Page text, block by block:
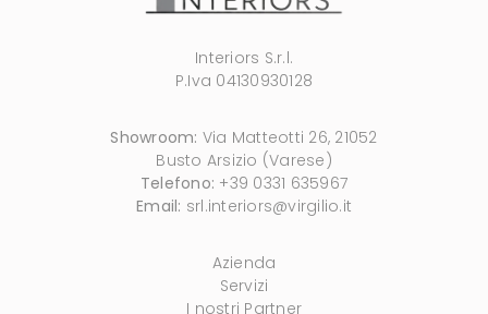
Interiors S.r.l.
P.Iva 04130930128
Showroom: Via Matteotti 26, 21052
Busto Arsizio (Varese)
Telefono: +39 0331 635967
Email: srl.interiors@virgilio.it
Azienda
Servizi
I nostri Partner